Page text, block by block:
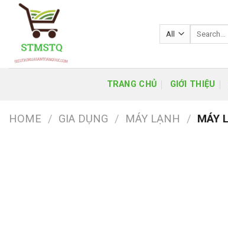
TRANG CHỦ GIỚI THIỆU
HOME / GIA DỤNG / MÁY LẠNH / MÁY